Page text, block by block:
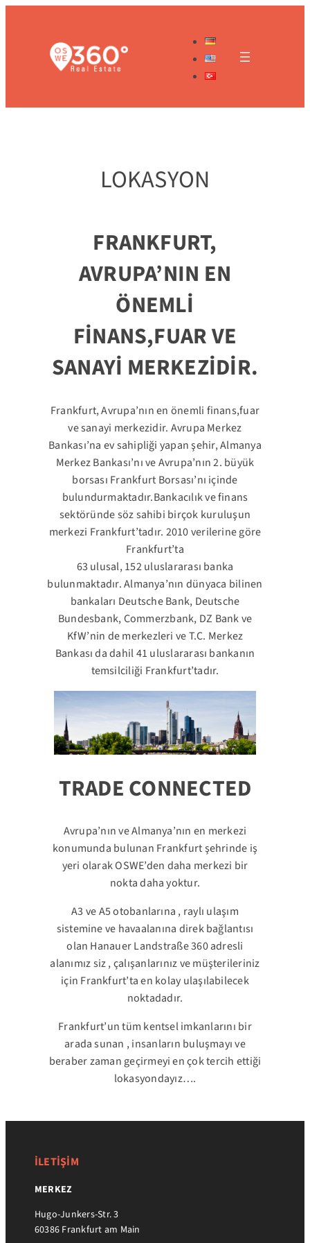
LOKASYON
FRANKFURT,
AVRUPA’NIN EN
ÖNEMLİ
FİNANS,FUAR VE
SANAYİ MERKEZİDİR.
Frankfurt, Avrupa’nın en önemli finans,fuar
ve sanayi merkezidir. Avrupa Merkez
Bankası’na ev sahipliği yapan şehir, Almanya
Merkez Bankası’nı ve Avrupa’nın 2. büyük
borsası Frankfurt Borsası’nı içinde
bulundurmaktadır.Bankacılık ve finans
sektöründe söz sahibi birçok kuruluşun
merkezi Frankfurt’tadır. 2010 verilerine göre
Frankfurt’ta
63 ulusal, 152 uluslararası banka
bulunmaktadır. Almanya’nın dünyaca bilinen
bankaları Deutsche Bank, Deutsche
Bundesbank, Commerzbank, DZ Bank ve
KfW’nin de merkezleri ve T.C. Merkez
Bankası da dahil 41 uluslararası bankanın
temsilciliği Frankfurt’tadır.
TRADE CONNECTED
Avrupa’nın ve Almanya’nın en merkezi
konumunda bulunan Frankfurt şehrinde iş
yeri olarak OSWE’den daha merkezi bir
nokta daha yoktur.
A3 ve A5 otobanlarına , raylı ulaşım
sistemine ve havaalanına direk bağlantısı
olan Hanauer Landstraße 360 adresli
alanımız siz , çalışanlarınız ve müşterileriniz
için Frankfurt’ta en kolay ulaşılabilecek
noktadadır.
Frankfurt’un tüm kentsel imkanlarını bir
arada sunan , insanların buluşmayı ve
beraber zaman geçirmeyi en çok tercih ettiği
lokasyondayız….
İLETİŞİM
MERKEZ
Hugo-Junkers-Str. 3
60386 Frankfurt am Main